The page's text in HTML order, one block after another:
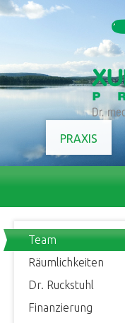
PRAXIS
Team
Räumlichkeiten
Dr. Ruckstuhl
Finanzierung